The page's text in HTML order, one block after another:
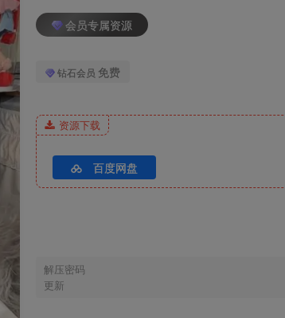
26V-9.3G]
会员专属资源
钻石会员 免费
资源下载
百度网盘
解压密码
更新